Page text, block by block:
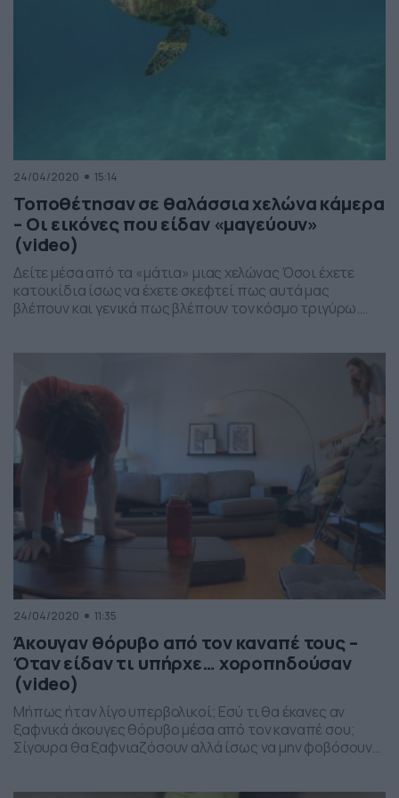
24/04/2020 15:14
Τοποθέτησαν σε θαλάσσια χελώνα κάμερα
– Οι εικόνες που είδαν «μαγεύουν»
(video)
Δείτε μέσα από τα «μάτια» μιας χελώνας Όσοι έχετε
κατοικίδια ίσως να έχετε σκεφτεί πως αυτά μας
βλέπουν και γενικά πως βλέπουν τον κόσμο τριγύρω.
Ερευνητές τοποθέτησαν μία μικρή κάμερα στο καβούκι
της, με σκοπό να καταλάβουν […]
24/04/2020 11:35
Άκουγαν θόρυβο από τον καναπέ τους –
Όταν είδαν τι υπήρχε… χοροπηδούσαν
(video)
Μήπως ήταν λίγο υπερβολικοί; Εσύ τι θα έκανες αν
ξαφνικά άκουγες θόρυβο μέσα από τον καναπέ σου;
Σίγουρα θα ξαφνιαζόσουν αλλά ίσως να μην φοβόσουν